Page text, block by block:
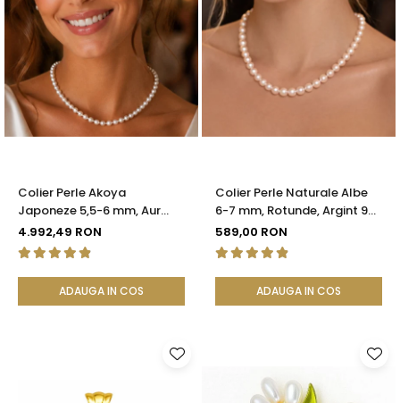
Colier Perle Akoya
Japoneze 5,5-6 mm, Aur
Galben 14K cu Închizătoare
Filigranată | KASKADDA®
4.992,49 RON
ADAUGA IN COS
Colier Perle Naturale Albe
6-7 mm, Rotunde, Argint 925
| KASKADDA®
589,00 RON
ADAUGA IN COS